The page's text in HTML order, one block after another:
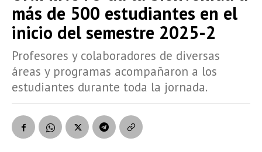
más de 500 estudiantes en el
inicio del semestre 2025-2
Profesores y colaboradores de diversas
áreas y programas acompañaron a los
estudiantes durante toda la jornada.